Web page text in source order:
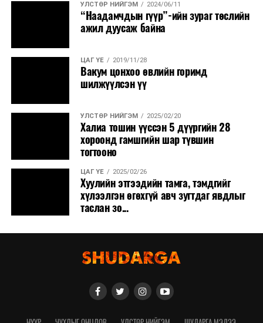
УЛСТӨР НИЙГЭМ 2024/06/11
“Наадамчдын гүүр”-ийн зураг төслийн
ажил дуусаж байна
ЦАГ ҮЕ 2019/11/28
Вакум цонхоо өвлийн горимд
шилжүүлсэн үү
УЛСТӨР НИЙГЭМ 2025/02/20
Халиа тошин үүссэн 5 дүүргийн 28
хороонд гамшгийн шар түвшин
тогтооно
ЦАГ ҮЕ 2025/02/26
Хуулийн этгээдийн тамга, тэмдгийг
хүлээлгэн өгөхгүй авч зугтдаг явдлыг
таслан зо...